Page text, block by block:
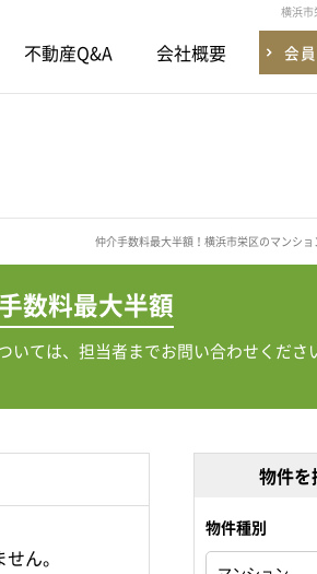
横浜市
不動産Q&A 会社概要 会
仲介手数料最大半額！横浜市栄区のマンシ
数料最大半額
いては、担当者までお問い合わせくださ
ん。
物件を
物件種別